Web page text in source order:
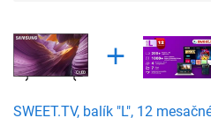
SWEET.TV, balík "L", 12